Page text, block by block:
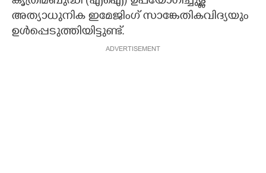
അത്യാധുനിക ഇമേജിംഗ് സാങ്കേതികവിദ്യയും
ഉൾപ്പെടുത്തിയിട്ടുണ്ട്.
ADVERTISEMENT